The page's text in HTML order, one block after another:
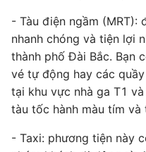
- Tàu điện ngầm (MRT):
nhanh chóng và tiện lợi
thành phố Đài Bắc. Bạn
vé tự động hay các
tại khu vực nhà ga T1
tàu tốc hành màu tím và
- Taxi: phương tiện này